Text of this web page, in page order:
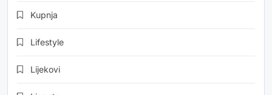
Kupnja
Lifestyle
Lijekovi